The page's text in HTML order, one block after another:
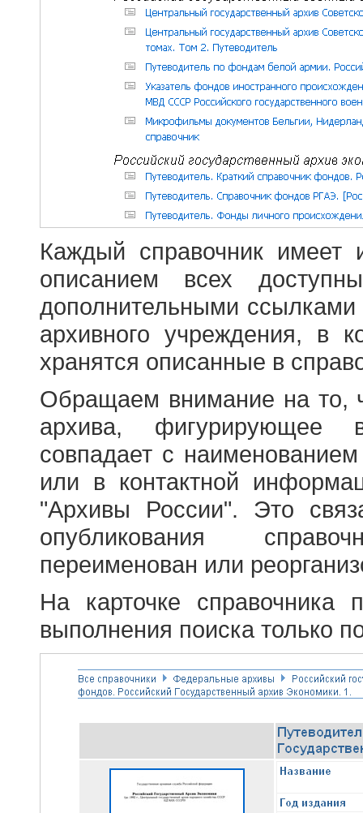
Каждый справочник имеет
описанием всех
дополнительными
архивного учреждения, в
хранятся описанные в
Обращаем внимание на то,
архива, фигурирующее
совпадает с
или в контактной
"Архивы России". Это
опубликования
переименован или
На карточке справочника
выполнения поиска только